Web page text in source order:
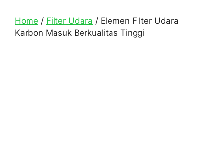
Home / Filter Udara / Elemen Filter Udara
Karbon Masuk Berkualitas Tinggi